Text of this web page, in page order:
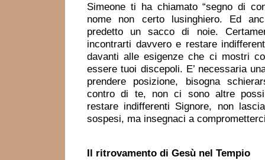
Simeone ti ha chiamato “segno di
nome non certo lusinghiero. Ed
predetto un sacco di noie.
incontrarti davvero e restare
davanti alle esigenze che ci mostri
essere tuoi discepoli. E’ necessaria
prendere posizione, bisogna
contro di te, non ci sono altre
restare indifferenti Signore, non
sospesi, ma insegnaci a
Il ritrovamento di Gesù nel Tempio